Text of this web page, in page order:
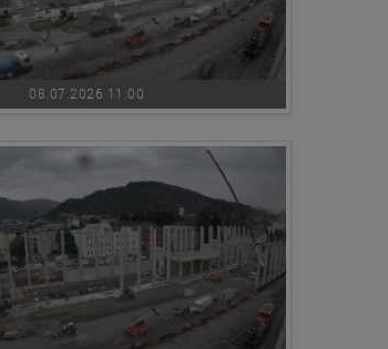
08.07.2026 11:00